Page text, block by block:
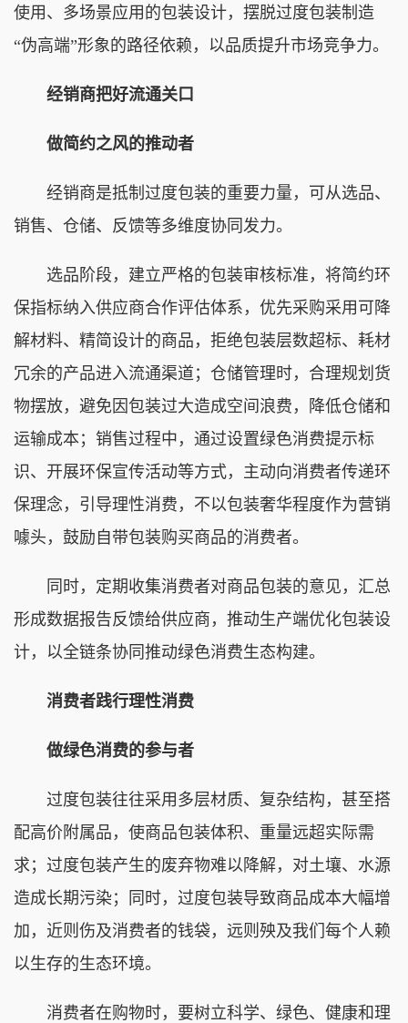
使用、多场景应用的包装设计，摆脱过度包装制造
“伪高端”形象的路径依赖，以品质提升市场竞争力。
经销商把好流通关口
做简约之风的推动者
经销商是抵制过度包装的重要力量，可从选品、
销售、仓储、反馈等多维度协同发力。
选品阶段，建立严格的包装审核标准，将简约环
保指标纳入供应商合作评估体系，优先采购采用可降
解材料、精简设计的商品，拒绝包装层数超标、耗材
冗余的产品进入流通渠道；仓储管理时，合理规划货
物摆放，避免因包装过大造成空间浪费，降低仓储和
运输成本；销售过程中，通过设置绿色消费提示标
识、开展环保宣传活动等方式，主动向消费者传递环
保理念，引导理性消费，不以包装奢华程度作为营销
噱头，鼓励自带包装购买商品的消费者。
同时，定期收集消费者对商品包装的意见，汇总
形成数据报告反馈给供应商，推动生产端优化包装设
计，以全链条协同推动绿色消费生态构建。
消费者践行理性消费
做绿色消费的参与者
过度包装往往采用多层材质、复杂结构，甚至搭
配高价附属品，使商品包装体积、重量远超实际需
求；过度包装产生的废弃物难以降解，对土壤、水源
造成长期污染；同时，过度包装导致商品成本大幅增
加，近则伤及消费者的钱袋，远则殃及我们每个人赖
以生存的生态环境。
消费者在购物时，要树立科学、绿色、健康和理